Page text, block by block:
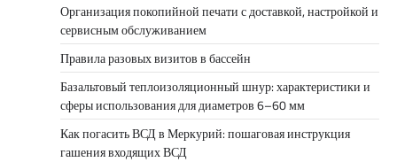
Организация покопийной печати с доставкой, настройкой и
сервисным обслуживанием
Правила разовых визитов в бассейн
Базальтовый теплоизоляционный шнур: характеристики и
сферы использования для диаметров 6–60 мм
Как погасить ВСД в Меркурий: пошаговая инструкция
гашения входящих ВСД